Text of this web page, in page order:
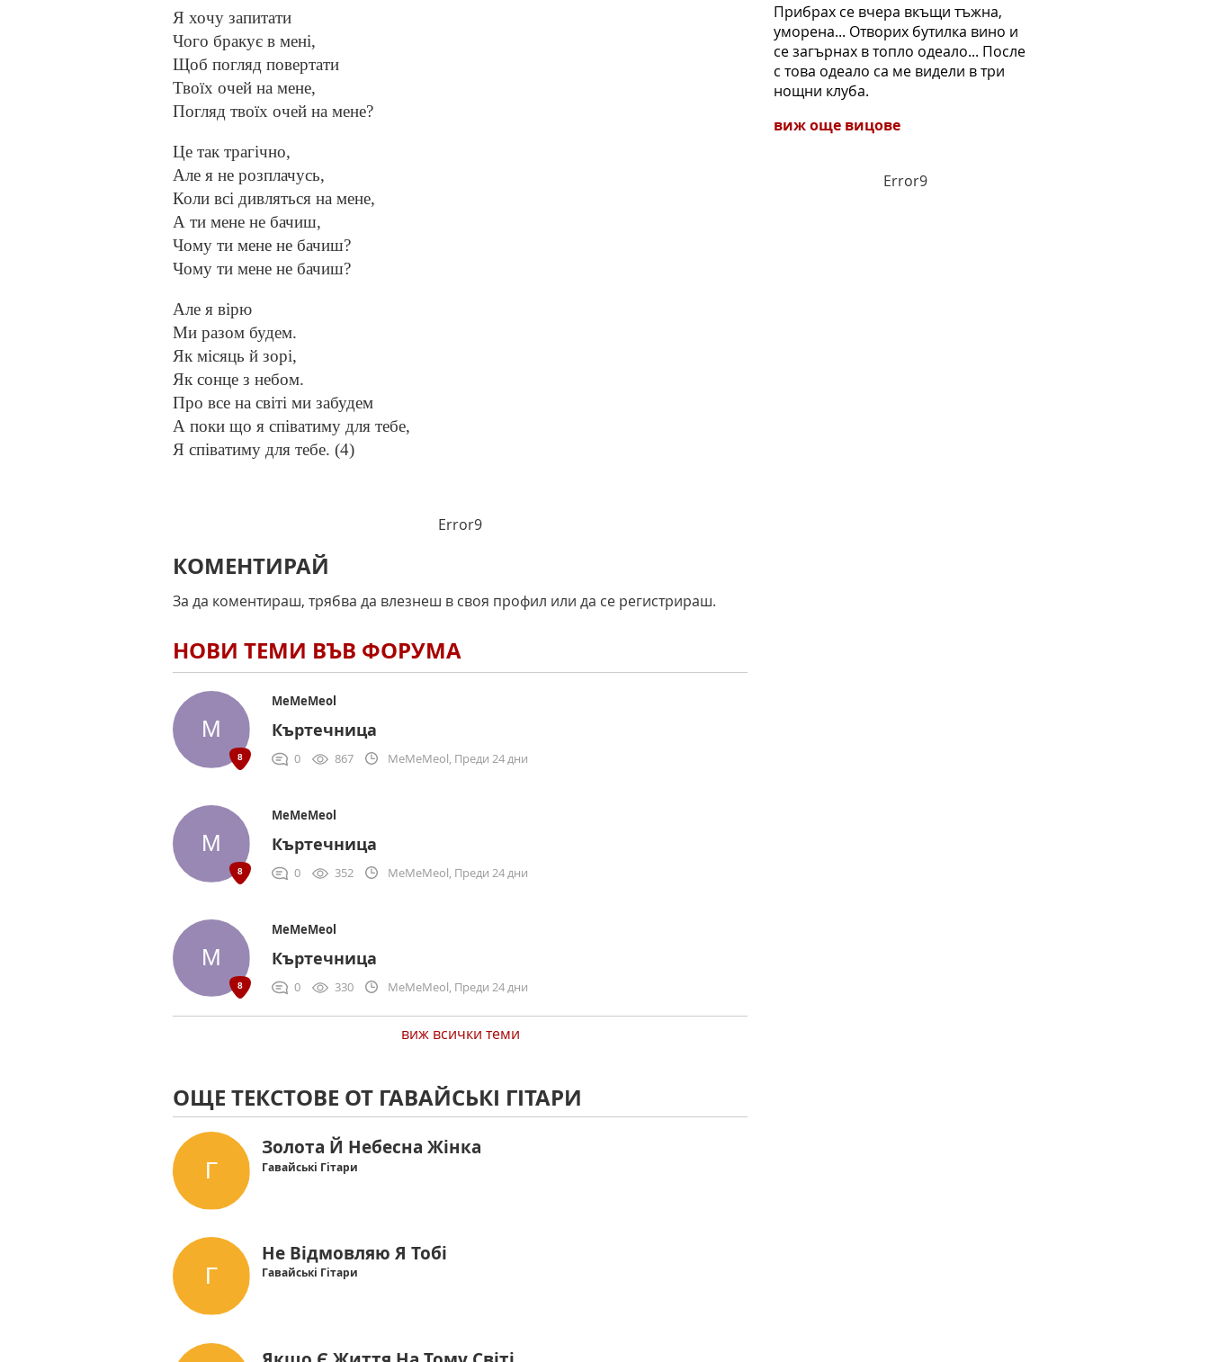
Я хочу запитати
Чого бракує в мені,
Щоб погляд повертати
Твоїх очей на мене,
Погляд твоїх очей на мене?
Це так трагічно,
Але я не розплачусь,
Коли всі дивляться на мене,
А ти мене не бачиш,
Чому ти мене не бачиш?
Чому ти мене не бачиш?
Але я вірю
Ми разом будем.
Як місяць й зорі,
Як сонце з небом.
Про все на світі ми забудем
А поки що я співатиму для тебе,
Я співатиму для тебе. (4)
Error9
КОМЕНТИРАЙ
За да коментираш, трябва да влезнеш в своя профил или да се регистрираш.
НОВИ ТЕМИ ВЪВ ФОРУМА
MeMeMeol
Къртечница
0 867 MeMeMeol, Преди 24 дни
MeMeMeol
Къртечница
0 352 MeMeMeol, Преди 24 дни
MeMeMeol
Къртечница
0 330 MeMeMeol, Преди 24 дни
виж всички теми
ОЩЕ ТЕКСТОВЕ ОТ ГАВАЙСЬКІ ГІТАРИ
Золота Й Небесна Жінка
Гавайські Гітари
Не Відмовляю Я Тобі
Гавайські Гітари
Прибрах се вчера вкъщи тъжна,
уморена... Отворих бутилка вино и
се загърнах в топло одеало... После
с това одеало са ме видели в три
нощни клуба.
виж още вицове
Error9